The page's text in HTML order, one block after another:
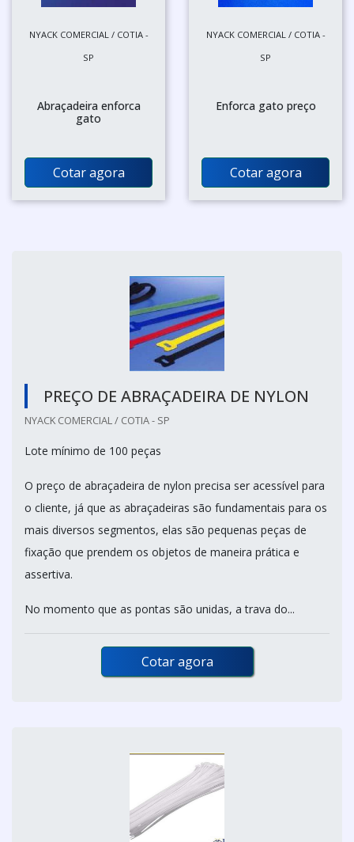
NYACK COMERCIAL / COTIA -
SP
Abraçadeira enforca
gato
Cotar agora
NYACK COMERCIAL / COTIA -
SP
Enforca gato preço
Cotar agora
PREÇO DE ABRAÇADEIRA DE NYLON
NYACK COMERCIAL / COTIA - SP
Lote mínimo de 100 peças
O preço de abraçadeira de nylon precisa ser acessível para
o cliente, já que as abraçadeiras são fundamentais para os
mais diversos segmentos, elas são pequenas peças de
fixação que prendem os objetos de maneira prática e
assertiva.
No momento que as pontas são unidas, a trava do...
Cotar agora